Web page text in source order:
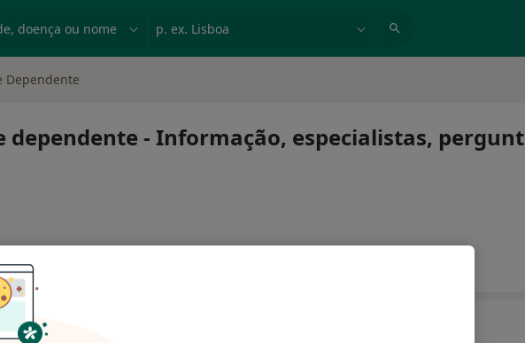
Dependente
- Informação, especialistas,
dependente